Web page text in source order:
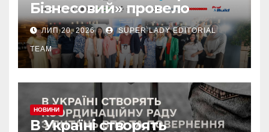
Бізнесовий» провело
бізнес-бранч «Економіка
сміливих. Рішення нового
часу», який об’єднав
лідерів українського
бізнесу
ЛИП 20, 2026 SUPER LADY EDITORIAL
TEAM
НОВИНИ
В Україні створять